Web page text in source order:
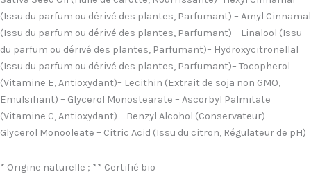
(Issu du parfum ou dérivé des plantes, Parfumant) – Amyl Cinnamal
(Issu du parfum ou dérivé des plantes, Parfumant) – Linalool (Issu
du parfum ou dérivé des plantes, Parfumant)– Hydroxycitronellal
(Issu du parfum ou dérivé des plantes, Parfumant)– Tocopherol
(Vitamine E, Antioxydant)– Lecithin (Extrait de soja non GMO,
Emulsifiant) – Glycerol Monostearate – Ascorbyl Palmitate
(Vitamine C, Antioxydant) – Benzyl Alcohol (Conservateur) –
Glycerol Monooleate – Citric Acid (Issu du citron, Régulateur de pH)
* Origine naturelle ; ** Certifié bio